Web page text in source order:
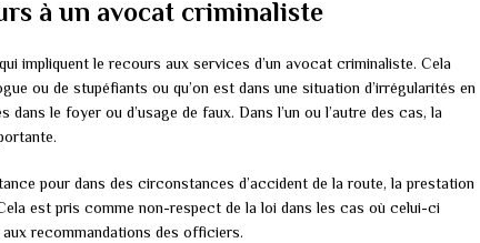
à un avocat criminaliste
impliquent le recours aux services d’un avocat criminaliste. Cela
ou de stupéfiants ou qu’on est dans une situation d’irrégularités en
le foyer ou d’usage de faux. Dans l’un ou l’autre des cas, la
pour dans des circonstances d’accident de la route, la prestation
est pris comme non-respect de la loi dans les cas où celui-ci
recommandations des officiers.